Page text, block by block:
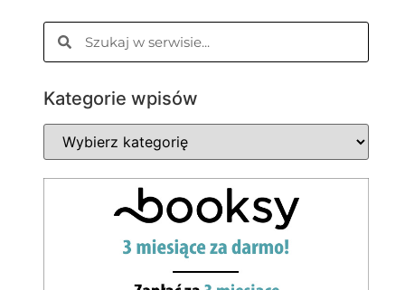
Kategorie wpisów